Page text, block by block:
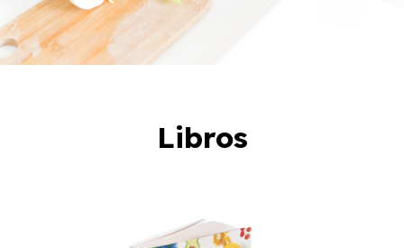
Libros